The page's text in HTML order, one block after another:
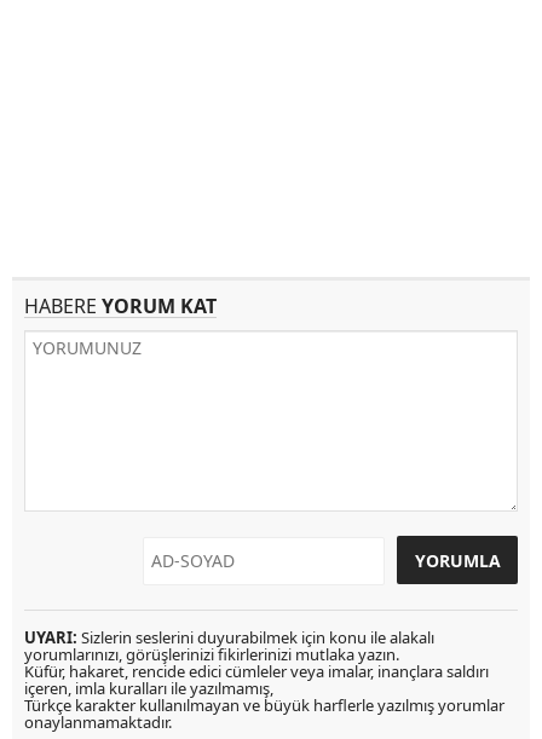
HABERE YORUM KAT
UYARI: Sizlerin seslerini duyurabilmek için konu ile alakalı
yorumlarınızı, görüşlerinizi fikirlerinizi mutlaka yazın.
Küfür, hakaret, rencide edici cümleler veya imalar, inançlara saldırı
içeren, imla kuralları ile yazılmamış,
Türkçe karakter kullanılmayan ve büyük harflerle yazılmış yorumlar
onaylanmamaktadır.